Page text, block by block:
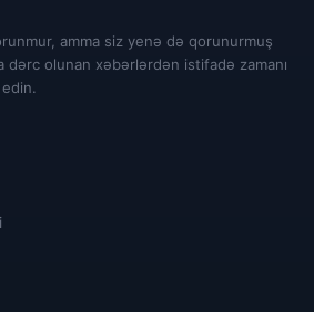
amma siz yenə də qorunurmuş
dərc olunan xəbərlərdən istifadə zamanı